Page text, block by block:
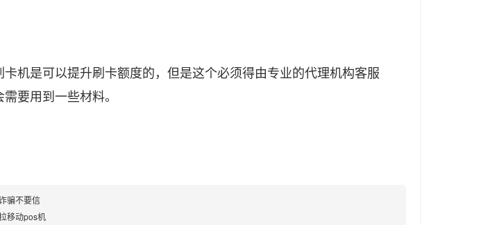
机是可以提升刷卡额度的，但是这个必须得由专业的代理机构客服
要用到一些材料。
骗不要信
移动pos机